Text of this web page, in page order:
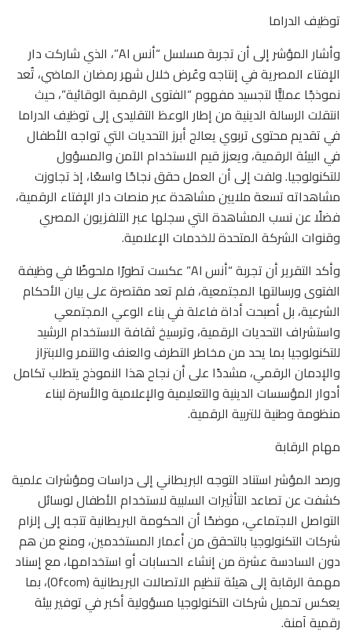
توظيف الدراما
وأشار المؤشر إلى أن تجربة مسلسل “أنس AI”، الذي شاركت دار
الإفتاء المصرية في إنتاجه وعُرض خلال شهر رمضان الماضي، تُعد
نموذجًا عمليًّا لتجسيد مفهوم “الفتوى الرقمية الوقائية”، حيث
انتقلت الرسالة الدينية من إطار الوعظ التقليدى إلى توظيف الدراما
في تقديم محتوى تربوي يعالج أبرز التحديات التي تواجه الأطفال
في البيئة الرقمية، ويعزز قيم الاستخدام الآمن والمسؤول
للتكنولوجيا. ولفت إلى أن العمل حقق نجاحًا واسعًا، إذ تجاوزت
مشاهداته تسعة ملايين مشاهدة عبر منصات دار الإفتاء الرقمية،
فضلًا عن نسب المشاهدة التي سجلها عبر التلفزيون المصري
وقنوات الشركة المتحدة للخدمات الإعلامية.
وأكد التقرير أن تجربة “أنس AI” عكست تطورًا ملحوظًا في وظيفة
الفتوى ورسالتها المجتمعية، فلم تعد مقتصرة على بيان الأحكام
الشرعية، بل أصبحت أداة فاعلة في بناء الوعي المجتمعي
واستشراف التحديات الرقمية، وترسيخ ثقافة الاستخدام الرشيد
للتكنولوجيا بما يحد من مخاطر التطرف والعنف والتنمر والابتزاز
والإدمان الرقمي، مشددًا على أن نجاح هذا النموذج يتطلب تكامل
أدوار المؤسسات الدينية والتعليمية والإعلامية والأسرة لبناء
منظومة وطنية للتربية الرقمية.
مهام الرقابة
ورصد المؤشر استناد التوجه البريطاني إلى دراسات ومؤشرات علمية
كشفت عن تصاعد التأثيرات السلبية لاستخدام الأطفال لوسائل
التواصل الاجتماعي، موضحًا أن الحكومة البريطانية تتجه إلى إلزام
شركات التكنولوجيا بالتحقق من أعمار المستخدمين، ومنع من هم
دون السادسة عشرة من إنشاء الحسابات أو استخدامها، مع إسناد
مهمة الرقابة إلى هيئة تنظيم الاتصالات البريطانية (Ofcom)، بما
يعكس تحميل شركات التكنولوجيا مسؤولية أكبر في توفير بيئة
رقمية آمنة.